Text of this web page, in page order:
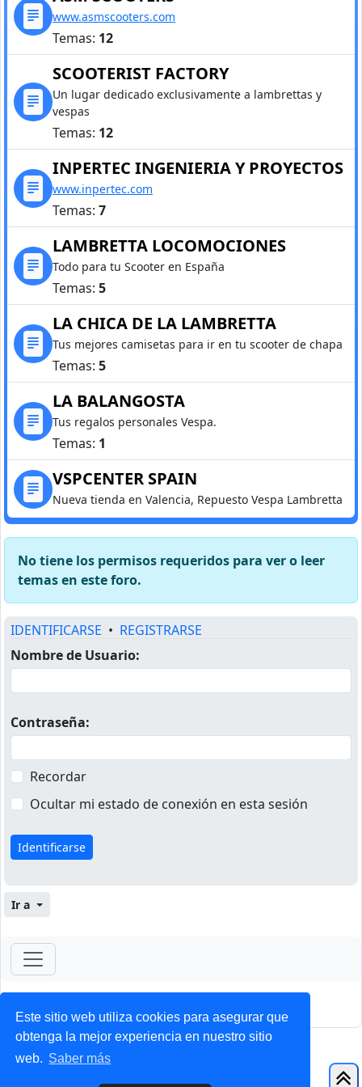
Este sitio web utiliza cookies para asegurar que
obtenga la mejor experiencia en nuestro sitio
web. Saber más
www.asmscooters.com
Temas: 12
SCOOTERIST FACTORY
Un lugar dedicado exclusivamente a lambrettas y
vespas
Temas: 12
INPERTEC INGENIERIA Y PROYECTOS
www.inpertec.com
Temas: 7
LAMBRETTA LOCOMOCIONES
Todo para tu Scooter en España
Temas: 5
LA CHICA DE LA LAMBRETTA
Tus mejores camisetas para ir en tu scooter de chapa
Temas: 5
LA BALANGOSTA
Tus regalos personales Vespa.
Temas: 1
VSPCENTER SPAIN
Nueva tienda en Valencia, Repuesto Vespa Lambretta
No tiene los permisos requeridos para ver o leer
temas en este foro.
IDENTIFICARSE • REGISTRARSE
Nombre de Usuario:
Contraseña:
Recordar
Ocultar mi estado de conexión en esta sesión
Ir a
ForoClub 2025
Privacidad| Condiciones